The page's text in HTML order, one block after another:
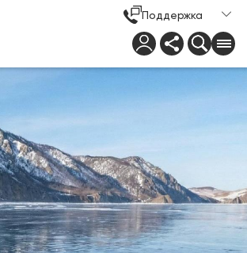
Поддержка